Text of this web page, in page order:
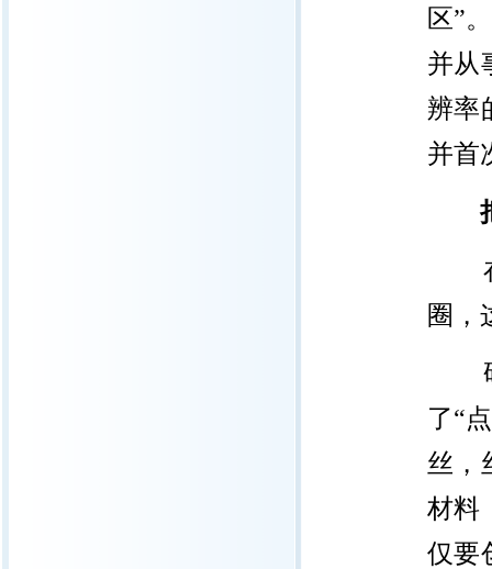
区”
并从
辨率
并首
在
圈，
研
了“
丝，
材料
仅要